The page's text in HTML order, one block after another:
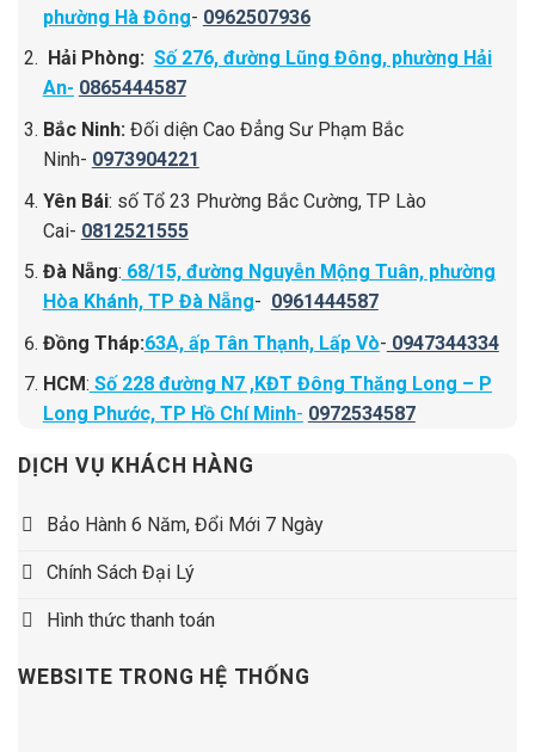
phường Hà Đông- 0962507936
Hải Phòng: Số 276, đường Lũng Đông, phường Hải
An- 0865444587
Bắc Ninh: Đối diện Cao Đẳng Sư Phạm Bắc
Ninh- 0973904221
Yên Bái: số Tổ 23 Phường Bắc Cường, TP Lào
Cai- 0812521555
Đà Nẵng: 68/15, đường Nguyễn Mộng Tuân, phường
Hòa Khánh, TP Đà Nẵng- 0961444587
Đồng Tháp:63A, ấp Tân Thạnh, Lấp Vò- 0947344334
HCM: Số 228 đường N7 ,KĐT Đông Thăng Long – P
Long Phước, TP Hồ Chí Minh- 0972534587
DỊCH VỤ KHÁCH HÀNG
Bảo Hành 6 Năm, Đổi Mới 7 Ngày
Chính Sách Đại Lý
Hình thức thanh toán
WEBSITE TRONG HỆ THỐNG